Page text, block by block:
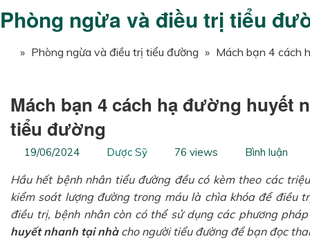
Phòng ngừa và điều trị tiểu
» Phòng ngừa và điều trị tiểu đường » Mách bạn 4 cách
Mách bạn 4 cách hạ đường huyết
tiểu đường
19/06/2024 Dược Sỹ 76 views Bình luận
Hầu hết bệnh nhân tiểu đường đều có kèm theo các
kiểm soát lượng đường trong máu là chìa khóa để điều
điều trị, bệnh nhân còn có thể sử dụng các phương
huyết nhanh tại nhàcho người tiểu đường để bạn đọc